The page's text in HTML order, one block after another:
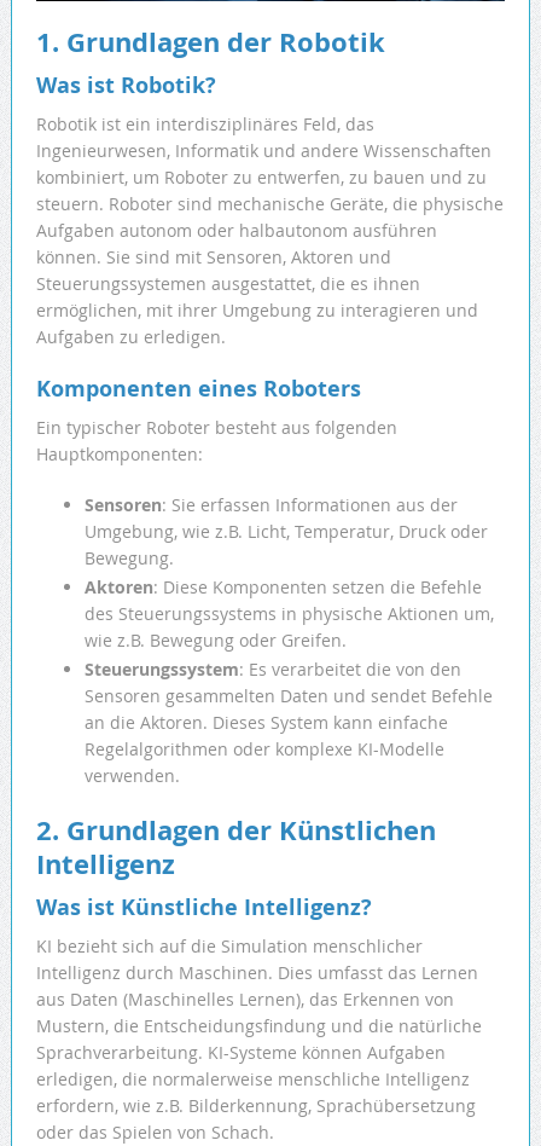
1. Grundlagen der Robotik
Was ist Robotik?
Robotik ist ein interdisziplinäres Feld, das
Ingenieurwesen, Informatik und andere Wissenschaften
kombiniert, um Roboter zu entwerfen, zu bauen und zu
steuern. Roboter sind mechanische Geräte, die physische
Aufgaben autonom oder halbautonom ausführen
können. Sie sind mit Sensoren, Aktoren und
Steuerungssystemen ausgestattet, die es ihnen
ermöglichen, mit ihrer Umgebung zu interagieren und
Aufgaben zu erledigen.
Komponenten eines Roboters
Ein typischer Roboter besteht aus folgenden
Hauptkomponenten:
Sensoren: Sie erfassen Informationen aus der
Umgebung, wie z.B. Licht, Temperatur, Druck oder
Bewegung.
Aktoren: Diese Komponenten setzen die Befehle
des Steuerungssystems in physische Aktionen um,
wie z.B. Bewegung oder Greifen.
Steuerungssystem: Es verarbeitet die von den
Sensoren gesammelten Daten und sendet Befehle
an die Aktoren. Dieses System kann einfache
Regelalgorithmen oder komplexe KI-Modelle
verwenden.
2. Grundlagen der Künstlichen
Intelligenz
Was ist Künstliche Intelligenz?
KI bezieht sich auf die Simulation menschlicher
Intelligenz durch Maschinen. Dies umfasst das Lernen
aus Daten (Maschinelles Lernen), das Erkennen von
Mustern, die Entscheidungsfindung und die natürliche
Sprachverarbeitung. KI-Systeme können Aufgaben
erledigen, die normalerweise menschliche Intelligenz
erfordern, wie z.B. Bilderkennung, Sprachübersetzung
oder das Spielen von Schach.